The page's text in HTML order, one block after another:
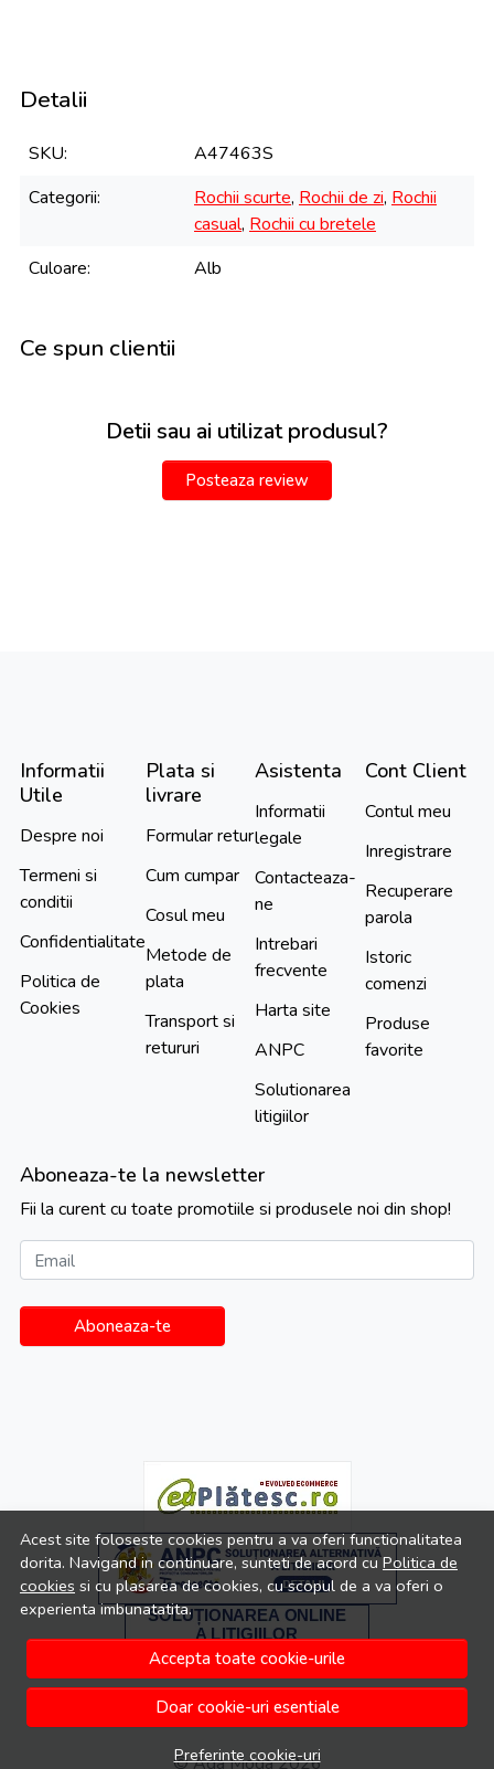
Detalii
SKU
A47463S
Categorii
Rochii scurte, Rochii de zi, Rochii
casual, Rochii cu bretele
Culoare
Alb
Ce spun clientii
Detii sau ai utilizat produsul?
Posteaza review
Acest site foloseste cookies pentru a va oferi functionalitatea
dorita. Navigand in continuare, sunteti de acord cuPolitica de
cookies si cu plasarea de cookies, cu scopul de a va oferi o
experienta imbunatatita.
Accepta toate cookie-urile
Doar cookie-uri esentiale
Preferinte cookie-uri
Informatii
Utile
Despre noi
Termeni si
conditii
Confidentialitate
Politica de
Cookies
Plata si
livrare
Formular retur
Cum cumpar
Cosul meu
Metode de
plata
Transport si
retururi
Asistenta
Informatii
legale
Contacteaza-
ne
Intrebari
frecvente
Harta site
ANPC
Solutionarea
litigiilor
Cont Client
Contul meu
Inregistrare
Recuperare
parola
Istoric
comenzi
Produse
favorite
Aboneaza-te la newsletter
Fii la curent cu toate promotiile si produsele noi din shop!
Email
Aboneaza-te
© Ada Moda 2026